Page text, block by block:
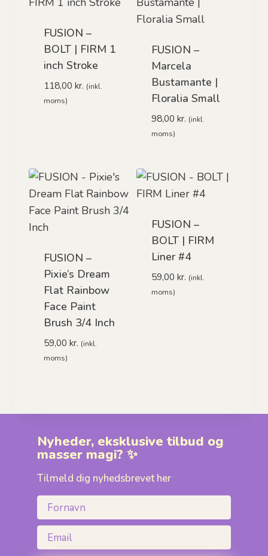
FUSION –
BOLT | FIRM 1
inch Stroke
118,00 kr. (inkl.
moms)
FUSION –
Marcela
Bustamante |
Floralia Small
98,00 kr. (inkl.
moms)
FUSION –
Pixie’s Dream
Flat Rainbow
Face Paint
Brush 3/4 Inch
59,00 kr. (inkl.
moms)
FUSION –
BOLT | FIRM
Liner #4
59,00 kr. (inkl.
moms)
Nyheder, eksklusive tilbud og
masser magi? ✨
Tilmeld dig nyhedsbrevet her
Fornavn
Email